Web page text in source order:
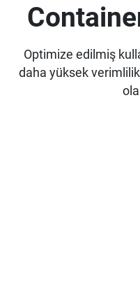
Optimize edilmiş
daha yüksek verimlilik